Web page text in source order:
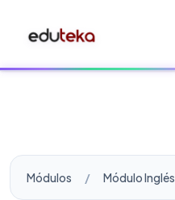
Módulos Módulo Inglés